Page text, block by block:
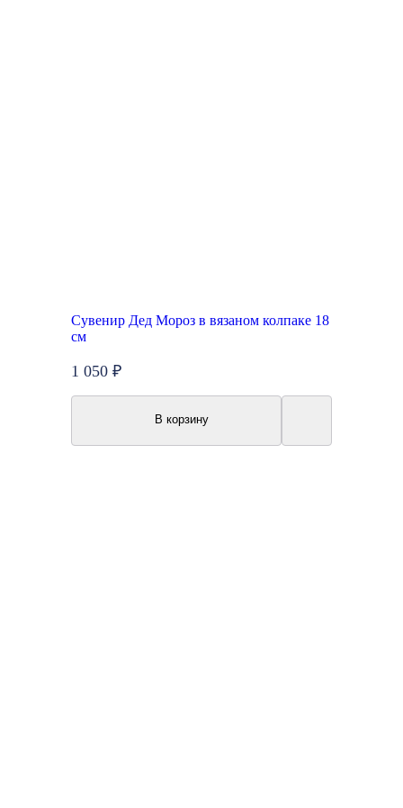
Сувенир Дед Мороз в вязаном колпаке 18
см
1 050 ₽
В корзину